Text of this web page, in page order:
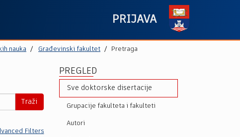
PRIJAVA
nauka Građevinski fakultet Pretraga
Traži
Filters
PREGLED
Sve doktorske disertacije
Grupacije fakulteta i fakulteti
Autori